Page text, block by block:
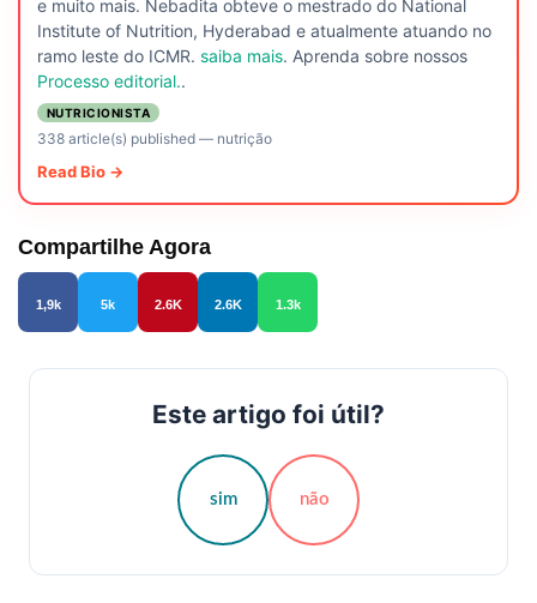
e muito mais. Nebadita obteve o mestrado do National
Institute of Nutrition, Hyderabad e atualmente atuando no
ramo leste do ICMR. saiba mais. Aprenda sobre nossos
Processo editorial..
NUTRICIONISTA
338 article(s) published— nutrição
Read Bio →
Compartilhe Agora
1,9k 5k 2.6K 2.6K 1.3k
Este artigo foi útil?
sim não